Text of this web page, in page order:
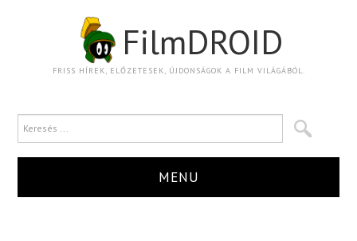
FilmDROID
FRISS HÍREK, ELŐZETESEK, ÚJDONSÁGOK A FILM VILÁGÁBÓL.
MENU